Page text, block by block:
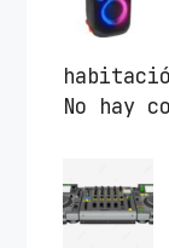
No hay